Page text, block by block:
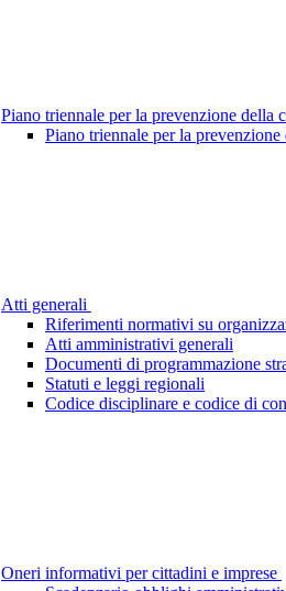
Piano triennale per la prevenzione della
Piano triennale per la
Atti generali
Riferimenti normativi su
Atti amministrativi generali
Documenti di programmazione
Statuti e leggi regionali
Codice disciplinare e codice di
Oneri informativi per cittadini e imprese